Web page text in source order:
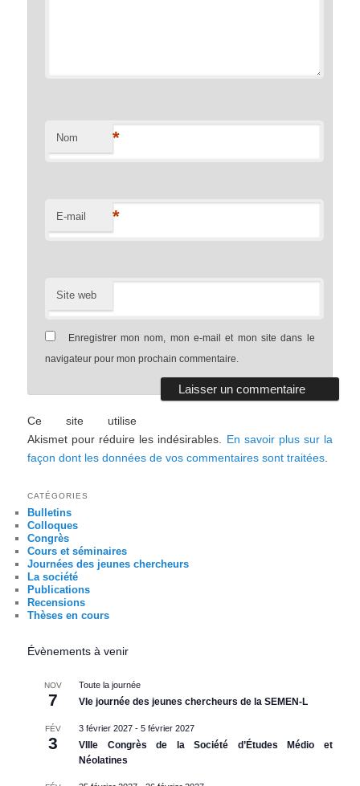
Nom *
E-mail *
Site web
Enregistrer mon nom, mon e-mail et mon site dans le
navigateur pour mon prochain commentaire.
Ce site utilise
Akismet pour réduire les indésirables. En savoir plus sur la
façon dont les données de vos commentaires sont traitées
CATÉGORIES
Bulletins
Colloques
Congrès
Cours et séminaires
Journées des jeunes chercheurs
La société
Publications
Recensions
Thèses en cours
Évènements à venir
NOV
7
Toute la journée
VIe journée des jeunes chercheurs de la SEMEN-L
FÉV
3
3 février 2027 -5 février 2027
VIIIe Congrès de la Société d’Études Médio et
Néolatines